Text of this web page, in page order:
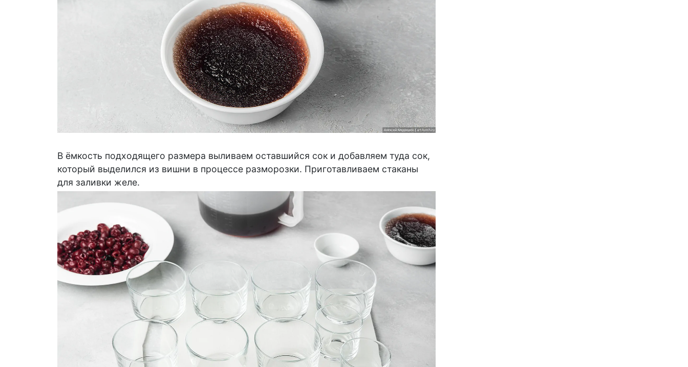
В ёмкость подходящего размера выливаем оставшийся сок и добавляем туда сок,
который выделился из вишни в процессе разморозки. Приготавливаем стаканы
для заливки желе.